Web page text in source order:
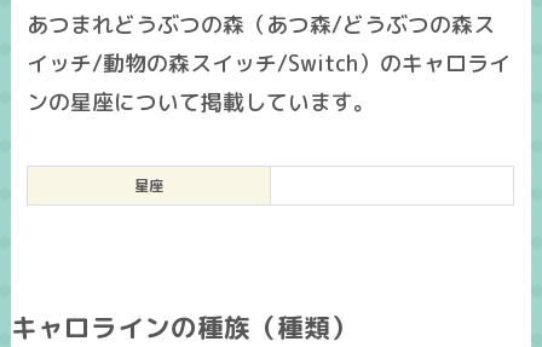
あつまれどうぶつの森（あつ森/どうぶつの森ス
イッチ/動物の森スイッチ/Switch）のキャロライ
ンの星座について掲載しています。
星座
キャロラインの種族（種類）